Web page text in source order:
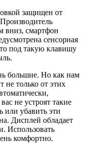
защищен от
вниз, смартфон
сенсорная
под такую клавишу
большие. Но как нам
не только от этих
не устроят такие
или убавить эти
Дисплей обладает
Использовать
комфортно.